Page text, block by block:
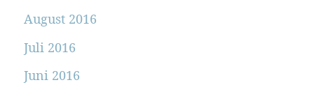
August 2016
Juli 2016
Juni 2016